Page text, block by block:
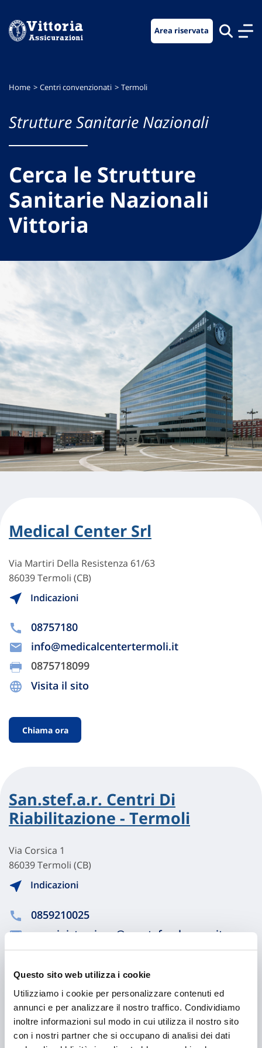
Questo sito web utilizza i cookie
Utilizziamo i cookie per personalizzare contenuti ed
annunci e per analizzare il nostro traffico. Condividiamo
inoltre informazioni sul modo in cui utilizza il nostro sito
con i nostri partner che si occupano di analisi dei dati
menu
contenuto
footer
Area riservata
Home Centri convenzionati Termoli
Strutture Sanitarie Nazionali
Cerca le Strutture
Sanitarie Nazionali
Vittoria
Medical Center Srl
Via Martiri Della Resistenza 61/63
86039 Termoli (CB)
Indicazioni
08757180
info@medicalcentertermoli.it
0875718099
Visita il sito
Chiama ora
San.stef.a.r. Centri Di
Riabilitazione - Termoli
Via Corsica 1
86039 Termoli (CB)
Indicazioni
0859210025
amministrazione@sanstefarabruzzo.it
0852309884
Chiama ora